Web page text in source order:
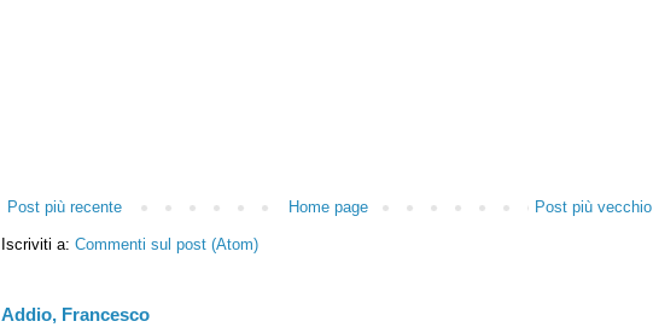
Post più recente Post più vecchio
Home page
Iscriviti a: Commenti sul post (Atom)
Addio, Francesco